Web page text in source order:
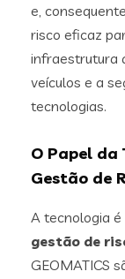
e,
risco eficaz
infraestrutura
veículos e a
tecnologias.
O Papel da
Gestão de
A tecnologia
gestão de
GEOMATICS